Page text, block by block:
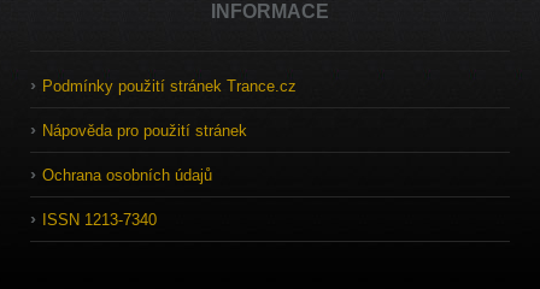
INFORMACE
Podmínky použití stránek Trance.cz
Nápověda pro použití stránek
Ochrana osobních údajů
ISSN 1213-7340